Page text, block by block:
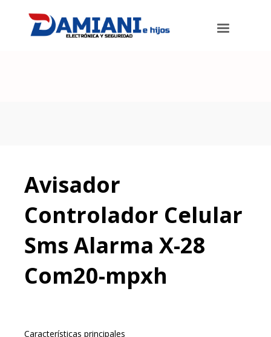
Alarma X-28 Com20-mpxh
Avisador
Controlador Celular
Sms Alarma X-28
Com20-mpxh
Características principales